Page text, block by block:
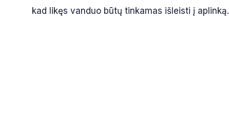
kad likęs vanduo būtų tinkamas išleisti į aplinką.